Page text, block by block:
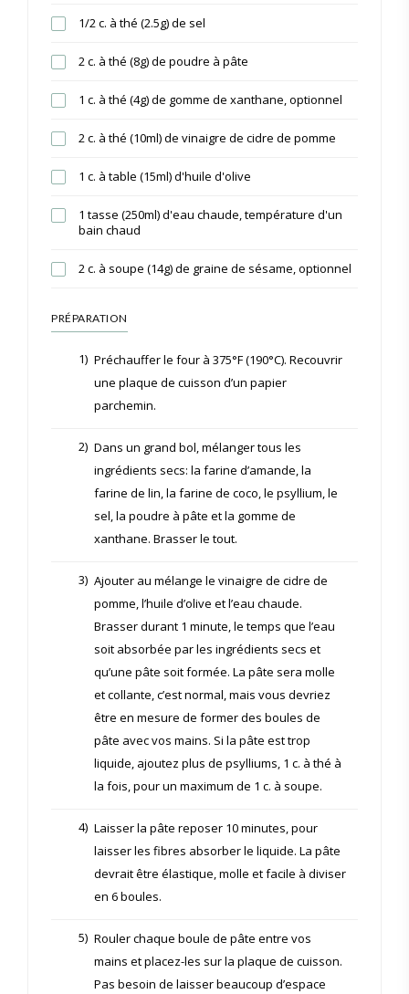
1/2 c. à thé (2.5g) de sel
2 c. à thé (8g) de poudre à pâte
1 c. à thé (4g) de gomme de xanthane, optionnel
2 c. à thé (10ml) de vinaigre de cidre de pomme
1 c. à table (15ml) d'huile d'olive
1 tasse (250ml) d'eau chaude, température d'un
bain chaud
2 c. à soupe (14g) de graine de sésame, optionnel
PRÉPARATION
1) Préchauffer le four à 375°F (190°C). Recouvrir
une plaque de cuisson d’un papier
parchemin.
2) Dans un grand bol, mélanger tous les
ingrédients secs: la farine d’amande, la
farine de lin, la farine de coco, le psyllium, le
sel, la poudre à pâte et la gomme de
xanthane. Brasser le tout.
3) Ajouter au mélange le vinaigre de cidre de
pomme, l’huile d’olive et l’eau chaude.
Brasser durant 1 minute, le temps que l’eau
soit absorbée par les ingrédients secs et
qu’une pâte soit formée. La pâte sera molle
et collante, c’est normal, mais vous devriez
être en mesure de former des boules de
pâte avec vos mains. Si la pâte est trop
liquide, ajoutez plus de psylliums, 1 c. à thé à
la fois, pour un maximum de 1 c. à soupe.
4) Laisser la pâte reposer 10 minutes, pour
laisser les fibres absorber le liquide. La pâte
devrait être élastique, molle et facile à diviser
en 6 boules.
5) Rouler chaque boule de pâte entre vos
mains et placez-les sur la plaque de cuisson.
Pas besoin de laisser beaucoup d’espace